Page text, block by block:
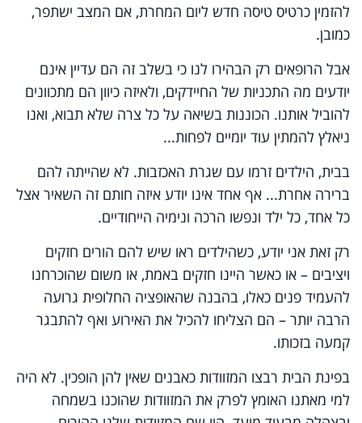
להזמין כרטיס טיסה חדש ליום המחרת, אם המצב ישתפר,
כמובן.
אבל הרופאים רק הבהירו לנו כי בשלב זה הם עדיין אינם
יודעים מה התכניות של החיידקים, ולאיזה כיוון הם מתכוונים
להוביל אותנו. הכוננות בשיאה על כל צרה שלא תבוא, ואנו
ניאלץ להמתין עוד יומיים לפחות...
בבית, הילדים זרמו עם שגרת האכזבות. לא שהייתה להם
ברירה אחרת... אף אחד אינו יודע איזה חותם זה השאיר אצל
כל אחד, כל ילד ונפשו הרכה ונימיה הייחודיים.
רק זאת אני יודע, כשהילדים ראו שיש להם הורים חזקים
ויציבים – או כאשר היינו חזקים באמת, או משום שהוכרחנו
להעמיד פנים כאלו, בהבנה שהאופציה החלופית גרועה
הרבה יותר – הם הצליחו להכיל את האירוע ואף להתבגר
קמעה בזכותו.
בפינת הבית רבצו המזוודות כאבנים שאין להן הופכין. לא היה
למי מאתנו האומץ לפרק את המזוודות שהוכנו בשמחה